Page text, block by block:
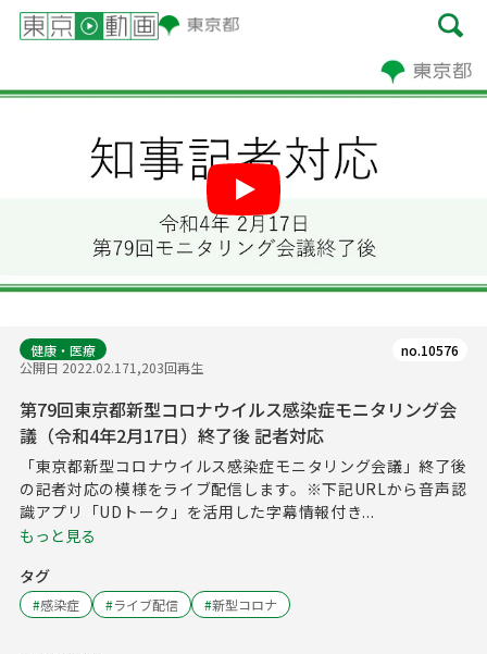
健康・医療
公開日 2022.02.171,203回再生
no.10576
第79回東京都新型コロナウイルス感染症モニタリング会
議（令和4年2月17日）終了後 記者対応
「東京都新型コロナウイルス感染症モニタリング会議」終了後
の記者対応の模様をライブ配信します。※下記URLから音声認
識アプリ「UDトーク」を活用した字幕情報付き...
もっと見る
タグ
#感染症 #ライブ配信 #新型コロナ